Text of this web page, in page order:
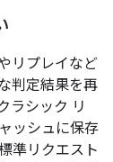
リプレイなど
判定結果を再
ラシック リ
ッシュに保存
準リクエスト